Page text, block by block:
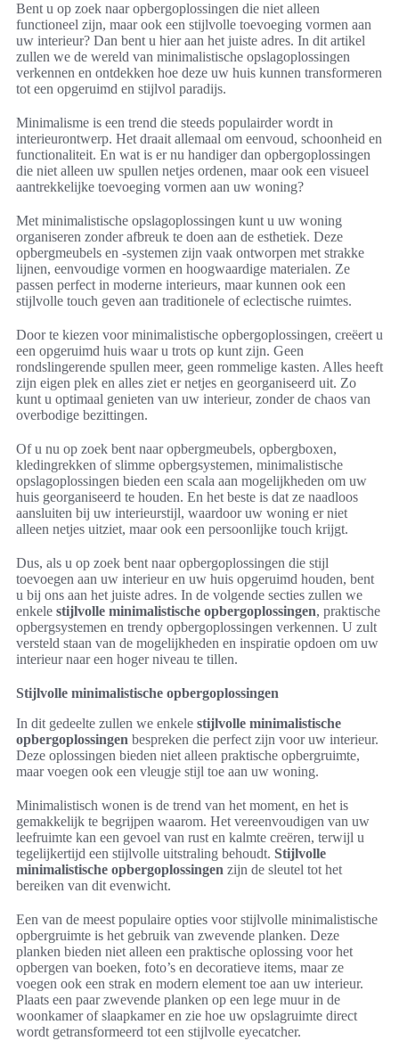
Bent u op zoek naar opbergoplossingen die niet alleen
functioneel zijn, maar ook een stijlvolle toevoeging vormen aan
uw interieur? Dan bent u hier aan het juiste adres. In dit artikel
zullen we de wereld van minimalistische opslagoplossingen
verkennen en ontdekken hoe deze uw huis kunnen transformeren
tot een opgeruimd en stijlvol paradijs.
Minimalisme is een trend die steeds populairder wordt in
interieurontwerp. Het draait allemaal om eenvoud, schoonheid en
functionaliteit. En wat is er nu handiger dan opbergoplossingen
die niet alleen uw spullen netjes ordenen, maar ook een visueel
aantrekkelijke toevoeging vormen aan uw woning?
Met minimalistische opslagoplossingen kunt u uw woning
organiseren zonder afbreuk te doen aan de esthetiek. Deze
opbergmeubels en -systemen zijn vaak ontworpen met strakke
lijnen, eenvoudige vormen en hoogwaardige materialen. Ze
passen perfect in moderne interieurs, maar kunnen ook een
stijlvolle touch geven aan traditionele of eclectische ruimtes.
Door te kiezen voor minimalistische opbergoplossingen, creëert u
een opgeruimd huis waar u trots op kunt zijn. Geen
rondslingerende spullen meer, geen rommelige kasten. Alles heeft
zijn eigen plek en alles ziet er netjes en georganiseerd uit. Zo
kunt u optimaal genieten van uw interieur, zonder de chaos van
overbodige bezittingen.
Of u nu op zoek bent naar opbergmeubels, opbergboxen,
kledingrekken of slimme opbergsystemen, minimalistische
opslagoplossingen bieden een scala aan mogelijkheden om uw
huis georganiseerd te houden. En het beste is dat ze naadloos
aansluiten bij uw interieurstijl, waardoor uw woning er niet
alleen netjes uitziet, maar ook een persoonlijke touch krijgt.
Dus, als u op zoek bent naar opbergoplossingen die stijl
toevoegen aan uw interieur en uw huis opgeruimd houden, bent
u bij ons aan het juiste adres. In de volgende secties zullen we
enkele stijlvolle minimalistische opbergoplossingen, praktische
opbergsystemen en trendy opbergoplossingen verkennen. U zult
versteld staan van de mogelijkheden en inspiratie opdoen om uw
interieur naar een hoger niveau te tillen.
Stijlvolle minimalistische opbergoplossingen
In dit gedeelte zullen we enkele stijlvolle minimalistische
opbergoplossingen bespreken die perfect zijn voor uw interieur.
Deze oplossingen bieden niet alleen praktische opbergruimte,
maar voegen ook een vleugje stijl toe aan uw woning.
Minimalistisch wonen is de trend van het moment, en het is
gemakkelijk te begrijpen waarom. Het vereenvoudigen van uw
leefruimte kan een gevoel van rust en kalmte creëren, terwijl u
tegelijkertijd een stijlvolle uitstraling behoudt. Stijlvolle
minimalistische opbergoplossingen zijn de sleutel tot het
bereiken van dit evenwicht.
Een van de meest populaire opties voor stijlvolle minimalistische
opbergruimte is het gebruik van zwevende planken. Deze
planken bieden niet alleen een praktische oplossing voor het
opbergen van boeken, foto’s en decoratieve items, maar ze
voegen ook een strak en modern element toe aan uw interieur.
Plaats een paar zwevende planken op een lege muur in de
woonkamer of slaapkamer en zie hoe uw opslagruimte direct
wordt getransformeerd tot een stijlvolle eyecatcher.